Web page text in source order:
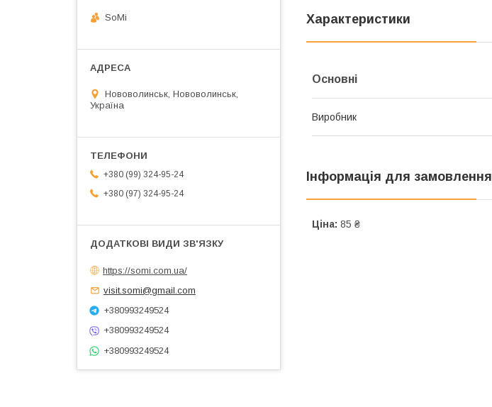
Характеристики
Основні
Виробник
Інформація для замовлення
Ціна: 85 ₴
SoMi
Нововолинськ, Нововолинськ,
Україна
+380 (99) 324-95-24
+380 (97) 324-95-24
https://somi.com.ua/
visit.somi@gmail.com
+380993249524
+380993249524
+380993249524